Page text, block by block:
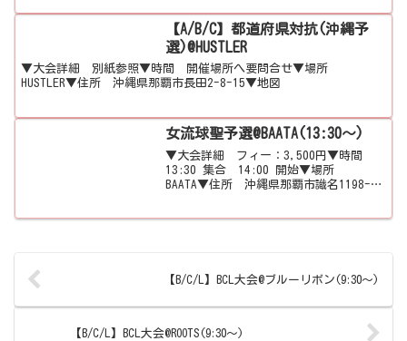
【A/B/C】都道府県対抗(沖縄予
選)@HUSTLER
▼大会詳細 別紙参照▼時間 開催場所へ要問合せ▼場所
HUSTLER▼住所 沖縄県那覇市長田2-8-15▼地図
女流球聖予選@BAATA(13:30～)
▼大会詳細 フィー：3,500円▼時間
13:30 集合 14:00 開始▼場所
BAATA▼住所 沖縄県那覇市識名1198-
【B/C/L】BCL大会@ブルーリボン(9:30～)
【B/C/L】BCL大会@ROOTS(9:30～)